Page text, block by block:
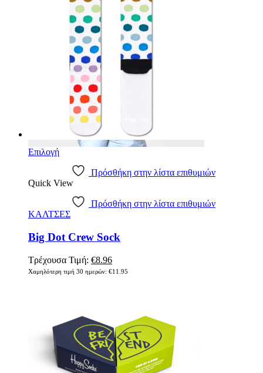
Επιλογή
Πρόσθήκη στην λίστα επιθυμιών
Quick View
Πρόσθήκη στην λίστα επιθυμιών
ΚΑΛΤΣΕΣ
Big Dot Crew Sock
Τρέχουσα Τιμή: €8.96
Χαμηλότερη τιμή 30 ημερών: €11.95